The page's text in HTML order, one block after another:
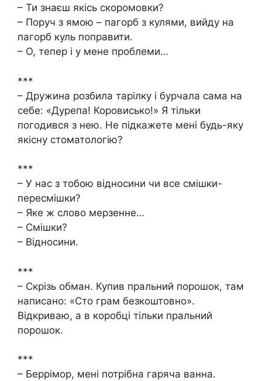
– Ти знаєш якісь скоромовки?
– Поруч з ямою – пагорб з кулями, вийду на
пагорб куль поправити.
– О, тепер і у мене проблеми…
***
– Дружина розбила тарілку і бурчала сама на
себе: «Дурепа! Коровисько!» Я тільки
погодився з нею. Не підкажете мені будь-яку
якісну стоматологію?
***
– У нас з тобою відносини чи все смішки-
пересмішки?
– Яке ж слово мерзенне…
– Смішки?
– Відносини.
***
– Скрізь обман. Купив пральний порошок, там
написано: «Сто грам безкоштовно».
Відкриваю, а в коробці тільки пральний
порошок.
***
– Беррімор, мені потрібна гаряча ванна.